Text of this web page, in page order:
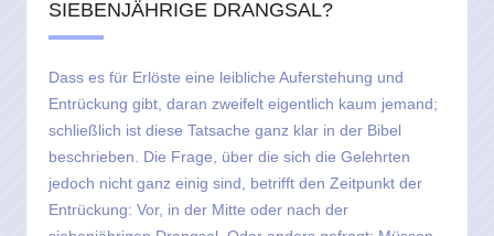
SIEBENJÄHRIGE DRANGSAL?
Dass es für Erlöste eine leibliche Auferstehung und
Entrückung gibt, daran zweifelt eigentlich kaum jemand;
schließlich ist diese Tatsache ganz klar in der Bibel
beschrieben. Die Frage, über die sich die Gelehrten
jedoch nicht ganz einig sind, betrifft den Zeitpunkt der
Entrückung: Vor, in der Mitte oder nach der